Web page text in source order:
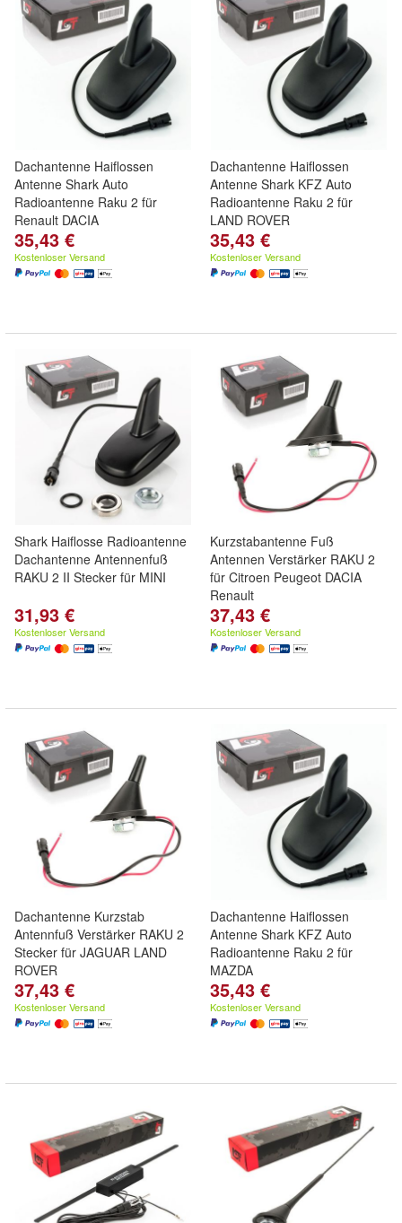
Dachantenne Haiflossen
Antenne Shark Auto
Radioantenne Raku 2 für
Renault DACIA
35,43 €
Kostenloser Versand
Dachantenne Haiflossen
Antenne Shark KFZ Auto
Radioantenne Raku 2 für
LAND ROVER
35,43 €
Kostenloser Versand
Shark Haiflosse Radioantenne
Dachantenne Antennenfuß
RAKU 2 II Stecker für MINI
31,93 €
Kostenloser Versand
Kurzstabantenne Fuß
Antennen Verstärker RAKU 2
für Citroen Peugeot DACIA
Renault
37,43 €
Kostenloser Versand
Dachantenne Kurzstab
Antennfuß Verstärker RAKU 2
Stecker für JAGUAR LAND
ROVER
37,43 €
Kostenloser Versand
Dachantenne Haiflossen
Antenne Shark KFZ Auto
Radioantenne Raku 2 für
MAZDA
35,43 €
Kostenloser Versand